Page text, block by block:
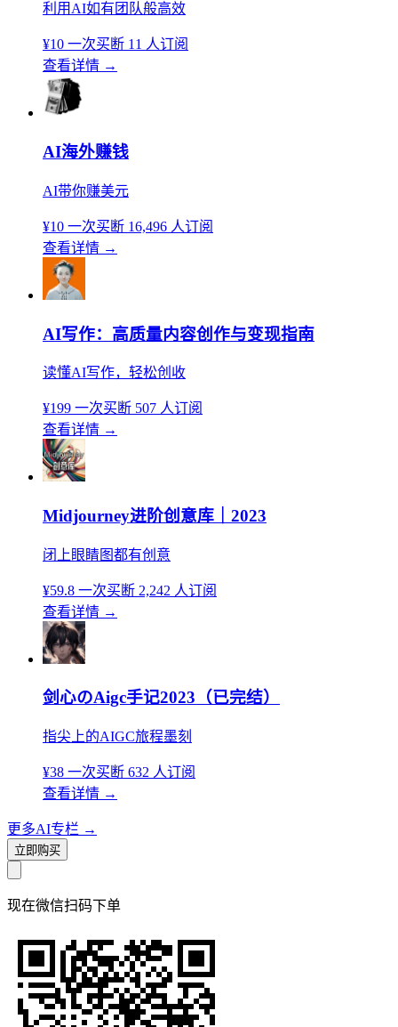
利用AI如有团队般高效
¥10 一次买断 11 人订阅
查看详情 →
AI海外赚钱
AI带你赚美元
¥10 一次买断 16,496 人订阅
查看详情 →
AI写作：高质量内容创作与变现指南
读懂AI写作，轻松创收
¥199 一次买断 507 人订阅
查看详情 →
Midjourney进阶创意库｜2023
闭上眼睛图都有创意
¥59.8 一次买断 2,242 人订阅
查看详情 →
剑心のAigc手记2023（已完结）
指尖上的AIGC旅程墨刻
¥38 一次买断 632 人订阅
查看详情 →
更多AI专栏 →
立即购买
现在微信扫码下单